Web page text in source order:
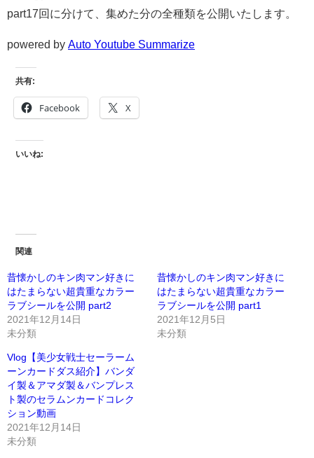
part17回に分けて、集めた分の全種類を公開いたします。
powered by Auto Youtube Summarize
共有:
Facebook X
いいね:
関連
昔懐かしのキン肉マン好きに
はたまらない超貴重なカラー
ラブシールを公開 part2
2021年12月14日
未分類
昔懐かしのキン肉マン好きに
はたまらない超貴重なカラー
ラブシールを公開 part1
2021年12月5日
未分類
Vlog【美少女戦士セーラーム
ーンカードダス紹介】バンダ
イ製＆アマダ製＆バンプレス
ト製のセラムンカードコレク
ション動画
2021年12月14日
未分類